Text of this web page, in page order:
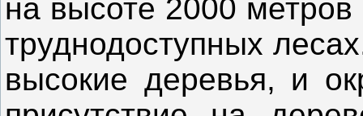
на высоте 2000
труднодоступных
высокие деревья, и